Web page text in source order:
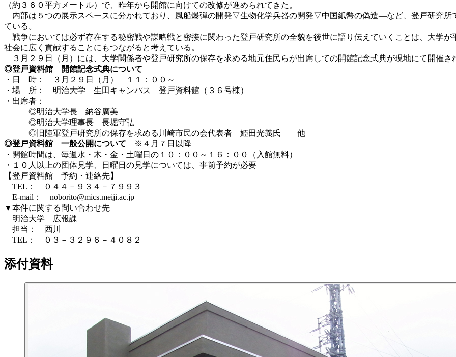
（約３６０平方メートル）で、昨年から開館に向けての改修が進められてきた。
内部は５つの展示スペースに分かれており、風船爆弾の開発▽生物化学兵器の開発▽中国紙幣の偽造―など、登戸研究所
ている。
戦争においては必ず存在する秘密戦や謀略戦と密接に関わった登戸研究所の全貌を後世に語り伝えていくことは、大学
社会に広く貢献することにもつながると考えている。
３月２９日（月）には、大学関係者や登戸研究所の保存を求める地元住民らが出席しての開館記念式典が現地にて開催さ
◎登戸資料館 開館記念式典について
・日 時： ３月２９日（月） １１：００～
・場 所： 明治大学 生田キャンパス 登戸資料館（３６号棟）
・出席者：
◎明治大学長 納谷廣美
◎明治大学理事長 長堀守弘
◎旧陸軍登戸研究所の保存を求める川崎市民の会代表者 姫田光義氏 他
◎登戸資料館 一般公開について
※４月７日以降
・開館時間は、毎週水・木・金・土曜日の１０：００～１６：００（入館無料）
・１０人以上の団体見学、日曜日の見学については、事前予約が必要
【登戸資料館 予約・連絡先】
TEL： ０４４－９３４－７９９３
E-mail： noborito@mics.meiji.ac.jp
▼本件に関する問い合わせ先
明治大学 広報課
担当： 西川
TEL： ０３－３２９６－４０８２
添付資料